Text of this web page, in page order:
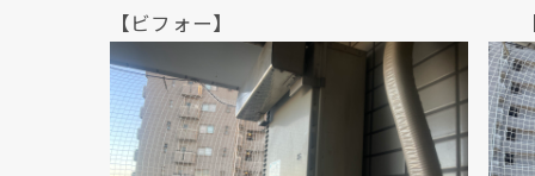
【ビフォー】 【アフ